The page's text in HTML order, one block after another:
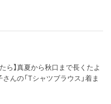
ら】真夏から秋口まで長くたよ
んの「Tシャツブラウス」着ま